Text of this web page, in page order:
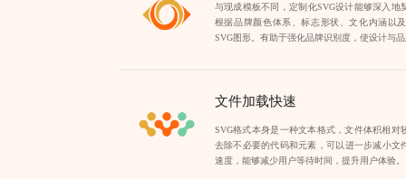
与现成模板不同，定制化SVG设计能够深入地
根据品牌颜色体系、标志形状、文化内涵以
SVG图形。有助于强化品牌识别度，使设计与
文件加载快速
SVG格式本身是一种文本格式，文件体积相对
去除不必要的代码和元素，可以进一步减小文
速度，能够减少用户等待时间，提升用户体验。